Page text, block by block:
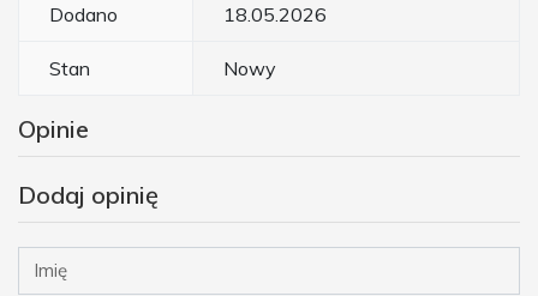
Dodano 18.05.2026
Stan Nowy
Opinie
Dodaj opinię